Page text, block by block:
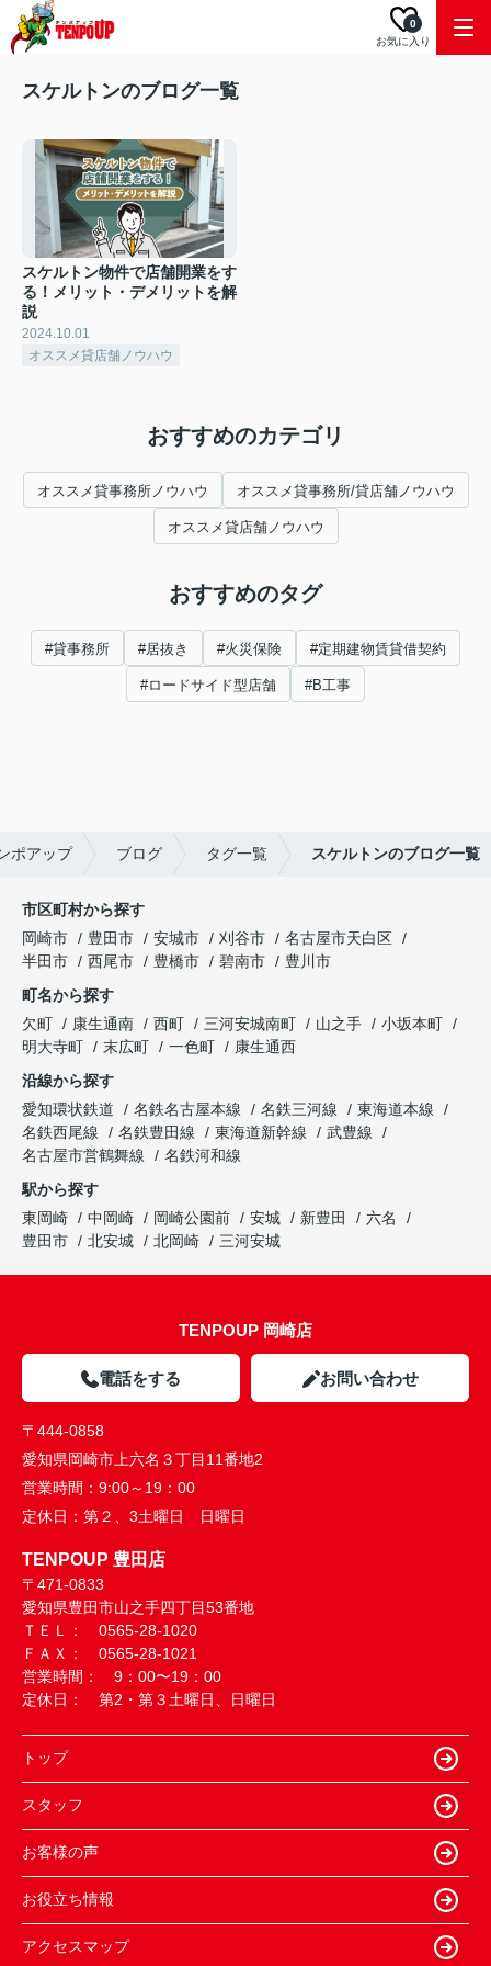
お気に入り
0
スケルトンのブログ一覧
スケルトン物件で店舗開業をす
る！メリット・デメリットを解
説
2024.10.01
オススメ貸店舗ノウハウ
おすすめのカテゴリ
オススメ貸事務所ノウハウ オススメ貸事務所/貸店舗ノウハウ
オススメ貸店舗ノウハウ
おすすめのタグ
#貸事務所 #居抜き #火災保険 #定期建物賃貸借契約
#ロードサイド型店舗 #B工事
ポアップ ブログ タグ一覧 スケルトンのブログ一覧
市区町村から探す
岡崎市
豊田市 安城市 刈谷市
名古屋市天白区
半田市
西尾市 豊橋市 碧南市
豊川市
町名から探す
欠町
康生通南 西町 三河安城南町 山之手
小坂本町
明大寺町
末広町 一色町
康生通西
沿線から探す
愛知環状鉄道
名鉄名古屋本線 名鉄三河線
東海道本線
名鉄西尾線
名鉄豊田線 東海道新幹線
武豊線
名古屋市営鶴舞線
名鉄河和線
駅から探す
東岡崎
中岡崎 岡崎公園前 安城 新豊田
六名
豊田市
北安城 北岡崎 三河安城
TENPOUP 岡崎店
電話をする お問い合わせ
〒444-0858
愛知県岡崎市上六名３丁目11番地2
営業時間： 9:00～19：00
定休日： 第２、3土曜日 日曜日
TENPOUP 豊田店
〒471-0833
愛知県豊田市山之手四丁目53番地
ＴＥＬ： 0565-28-1020
ＦＡＸ： 0565-28-1021
営業時間： 9：00〜19：00
定休日： 第2・第３土曜日、日曜日
トップ
スタッフ
お客様の声
お役立ち情報
アクセスマップ